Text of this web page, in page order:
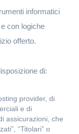
informatici
con logiche
offerto.
di:
provider, di
e di
assicurazioni, che
“Titolari” o